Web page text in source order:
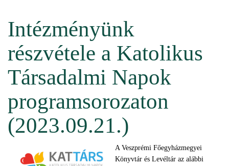
Intézményünk
részvétele a Katolikus
Társadalmi Napok
programsorozaton
(2023.09.21.)
A Veszprémi Főegyházmegyei
Könyvtár és Levéltár az alábbi